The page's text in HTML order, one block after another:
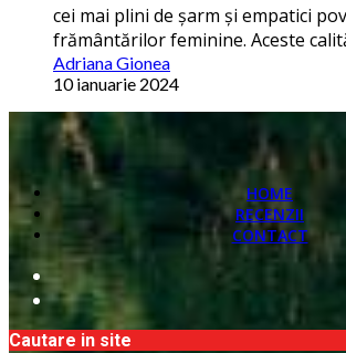
cei mai plini de șarm și empatici
frământărilor feminine. Aceste
Adriana Gionea
10 ianuarie 2024
HOME
RECENZII
CONTACT
Cautare in site